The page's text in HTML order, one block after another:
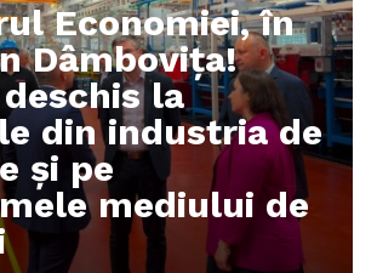
Economiei, în
Dâmbovița!
la
din industria de
și pe
mediului de